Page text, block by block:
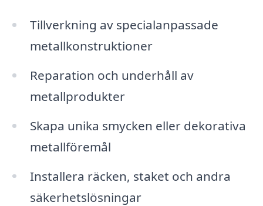
Tillverkning av specialanpassade
metallkonstruktioner
Reparation och underhåll av
metallprodukter
Skapa unika smycken eller dekorativa
metallföremål
Installera räcken, staket och andra
säkerhetslösningar